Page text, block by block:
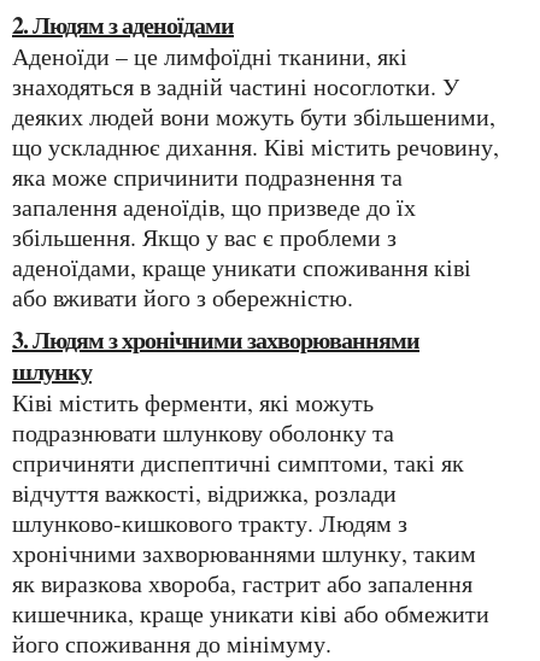
2. Людям з аденоїдами
Аденоїди – це лимфоїдні тканини, які
знаходяться в задній частині носоглотки. У
деяких людей вони можуть бути збільшеними,
що ускладнює дихання. Ківі містить речовину,
яка може спричинити подразнення та
запалення аденоїдів, що призведе до їх
збільшення. Якщо у вас є проблеми з
аденоїдами, краще уникати споживання ківі
або вживати його з обережністю.
3. Людям з хронічними захворюваннями
шлунку
Ківі містить ферменти, які можуть
подразнювати шлункову оболонку та
спричиняти диспептичні симптоми, такі як
відчуття важкості, відрижка, розлади
шлунково-кишкового тракту. Людям з
хронічними захворюваннями шлунку, таким
як виразкова хвороба, гастрит або запалення
кишечника, краще уникати ківі або обмежити
його споживання до мінімуму.